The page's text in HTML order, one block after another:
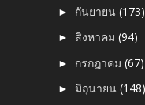
► กันยายน(173)
► สิงหาคม(94)
► กรกฎาคม(67)
► มิถุนายน(148)